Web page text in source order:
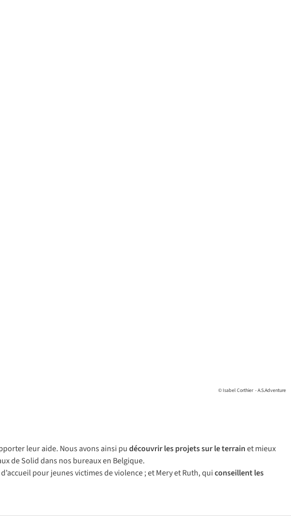
© Isabel Corthier - A.S.Adventure
porterleuraide. Nous avons ainsi pudécouvrirlesprojetssurleterrainetmieux
deSoliddans nos bureauxen Belgique.
d’accueilpourjeunesvictimesdeviolence; etMeryetRuth,quiconseillentles